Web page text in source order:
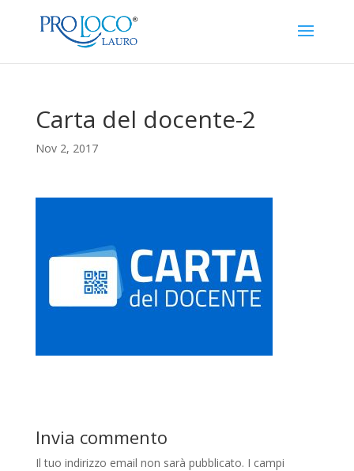
Carta del docente-2
Nov 2, 2017
Invia commento
Il tuo indirizzo email non sarà pubblicato. I campi